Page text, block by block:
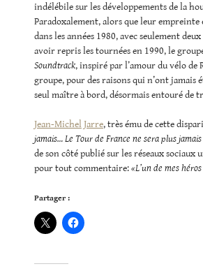
indélébile sur les développements de la
Paradoxalement, alors que leur empreinte
dans les années 1980, avec seulement
avoir repris les tournées en 1990, le
Soundtrack, inspiré par l’amour du vélo
groupe, pour des raisons qui n’ont
seul maître à bord, désormais entouré de
Jean-Michel Jarre, très ému de cette
jamais… Le Tour de France ne sera plus
de son côté publié sur les réseaux sociaux
pour tout commentaire:«L’un de mes
Partager :